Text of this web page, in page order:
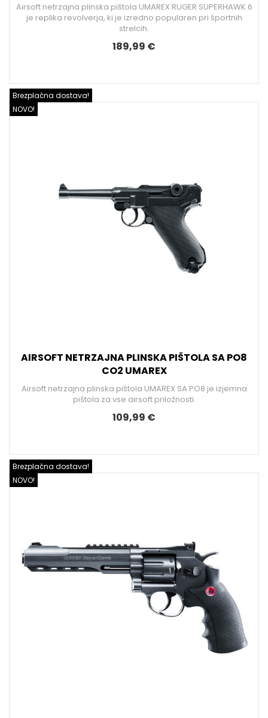
Airsoft netrzajna plinska pištola UMAREX RUGER SUPERHAWK 6
je replika revolverja, ki je izredno popularen pri športnih
strelcih.
189,99 €
NOVO!
Brezplačna dostava!
AIRSOFT NETRZAJNA PLINSKA PIŠTOLA SA PO8
CO2 UMAREX
Airsoft netrzajna plinska pištola UMAREX SA PO8 je izjemna
pištola za vse airsoft priložnosti.
109,99 €
NOVO!
Brezplačna dostava!